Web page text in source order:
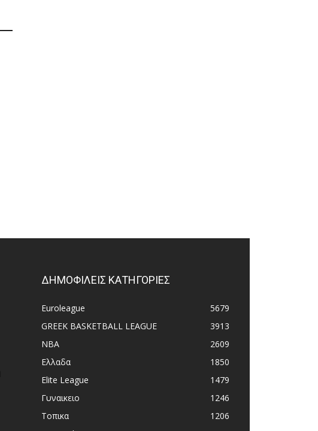
ΔΗΜΟΦΙΛΕΙΣ ΚΑΤΗΓΟΡΙΕΣ
Euroleague
5679
GREEK BASKETBALL LEAGUE
3913
NBA
2609
Ελλαδα
1850
Elite League
1479
Γυναικειο
1246
Τοπικα
1206